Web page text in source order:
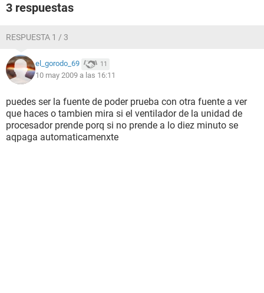
3 respuestas
RESPUESTA 1 / 3
el_gorodo_69 11
10 may 2009 a las 16:11
puedes ser la fuente de poder prueba con otra fuente a ver
que haces o tambien mira si el ventilador de la unidad de
procesador prende porq si no prende a lo diez minuto se
aqpaga automaticamenxte